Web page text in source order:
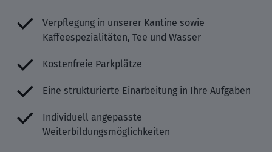
Verpflegung in unserer Kantine sowie
Kaffeespezialitäten, Tee und Wasser
Kostenfreie Parkplätze
Eine strukturierte Einarbeitung in Ihre Aufgaben
Individuell angepasste
Weiterbildungsmöglichkeiten